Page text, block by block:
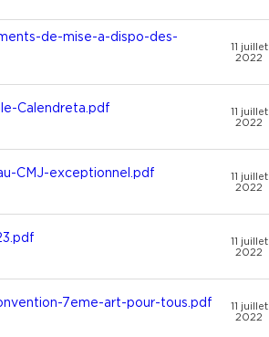
de-mise-a-dispo-des-
11 juillet
2022
Calendreta.pdf
11 juillet
2022
CMJ-exceptionnel.pdf
11 juillet
2022
11 juillet
2022
7eme-art-pour-tous.pdf
11 juillet
2022